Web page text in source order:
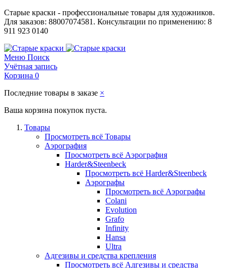
Старые краски - профессиональные товары для художников.
Для заказов: 88007074581. Консультации по применению: 8
911 923 0140
Меню Поиск
Учётная запись
Корзина 0
Последние товары в заказе ×
Ваша корзина покупок пуста.
Товары
Просмотреть всё Товары
Аэрография
Просмотреть всё Аэрография
Harder&Steenbeck
Просмотреть всё Harder&Steenbeck
Аэрографы
Просмотреть всё Аэрографы
Colani
Evolution
Grafo
Infinity
Hansa
Ultra
Адгезивы и средства крепления
Просмотреть всё Адгезивы и средства